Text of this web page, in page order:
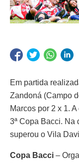
Em partida
Zandoná (Campo
Marcos por 2 x 1.
3ª Copa Bacci. Na
superou o Vila
Copa Bacci –